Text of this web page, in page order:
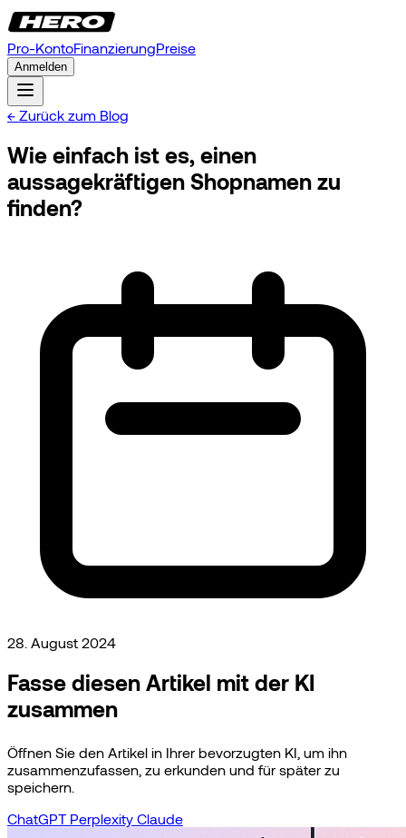
Pro-KontoFinanzierungPreise
Anmelden
← Zurück zum Blog
Wie einfach ist es, einen
aussagekräftigen Shopnamen zu
finden?
28. August 2024
Fasse diesen Artikel mit der KI
zusammen
Öffnen Sie den Artikel in Ihrer bevorzugten KI, um ihn
zusammenzufassen, zu erkunden und für später zu
speichern.
ChatGPT Perplexity Claude